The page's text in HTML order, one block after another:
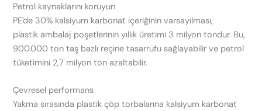
Petrol kaynaklarını koruyun
PE'de 30% kalsiyum karbonat içeriğinin varsayılması,
plastik ambalaj poşetlerinin yıllık üretimi 3 milyon tondur. Bu,
900.000 ton taş bazlı reçine tasarrufu sağlayabilir ve petrol
tüketimini 2,7 milyon ton azaltabilir.
Çevresel performans
Yakma sırasında plastik çöp torbalarına kalsiyum karbonat